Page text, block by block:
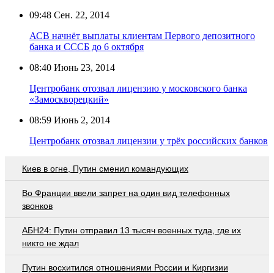
09:48 Сен. 22, 2014
АСВ начнёт выплаты клиентам Первого депозитного
банка и СССБ до 6 октября
08:40 Июнь 23, 2014
Центробанк отозвал лицензию у московского банка
«Замоскворецкий»
08:59 Июнь 2, 2014
Центробанк отозвал лицензии у трёх российских банков
Киев в огне, Путин сменил командующих
Во Франции ввели запрет на один вид телефонных
звонков
АБН24: Путин отправил 13 тысяч военных туда, где их
никто не ждал
Путин восхитился отношениями России и Киргизии